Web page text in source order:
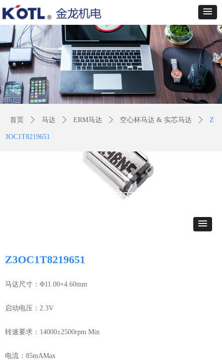
首页 ꄲ 马达 ꄲ ERM马达 ꄲ 空心杯马达 & 实芯马达 ꄲ Z
3OC1T8219651
Z3OC1T8219651
马达尺寸：Φ11.00×4.60mm
启动电压：2.3V
转速要求：14000±2500rpm Min
电流：85mAMax
产品解决方案